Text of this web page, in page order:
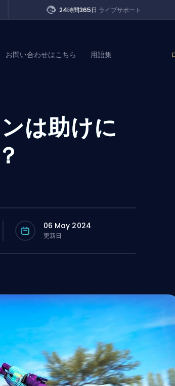
24時間365日 ライブサポート
お問い合わせはこちら 用語集
は助けに
06 May 2024
更新日